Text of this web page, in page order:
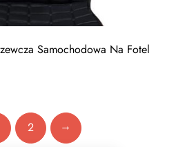
Samochodowa Na Fotel
2 →